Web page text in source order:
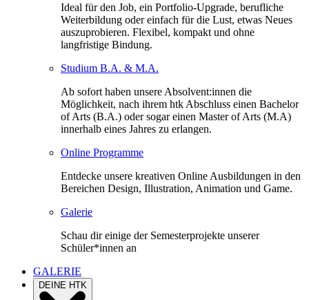
Ideal für den Job, ein Portfolio-Upgrade, berufliche
Weiterbildung oder einfach für die Lust, etwas Neues
auszuprobieren. Flexibel, kompakt und ohne
langfristige Bindung.
Studium B.A. & M.A.
Ab sofort haben unsere Absolvent:innen die
Möglichkeit, nach ihrem htk Abschluss einen Bachelor
of Arts (B.A.) oder sogar einen Master of Arts (M.A)
innerhalb eines Jahres zu erlangen.
Online Programme
Entdecke unsere kreativen Online Ausbildungen in den
Bereichen Design, Illustration, Animation und Game.
Galerie
Schau dir einige der Semesterprojekte unserer
Schüler*innen an
GALERIE
DEINE HTK